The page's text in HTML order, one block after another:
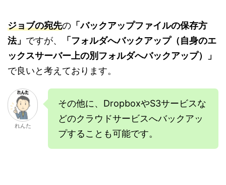
ジョブの宛先の 「バックアップファイルの保存方
法」 ですが、
「フォルダへバックアップ（自身のエ
ックスサーバー上の別フォルダへバックアップ）」
で良いと考えております。
れんた
その他に、DropboxやS3サービスな
どのクラウドサービスへバックアッ
プすることも可能です。